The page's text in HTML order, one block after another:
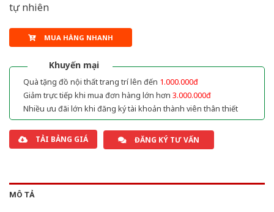
tự nhiên
MUA HÀNG NHANH
Khuyến mại
Quà tặng đồ nội thất trang trí lên đến 1.000.000đ
Giảm trực tiếp khi mua đơn hàng lớn hơn 3.000.000đ
Nhiều ưu đãi lớn khi đăng ký tài khoản thành viên thân thiết
TẢI BẢNG GIÁ ĐĂNG KÝ TƯ VẤN
MÔ TẢ